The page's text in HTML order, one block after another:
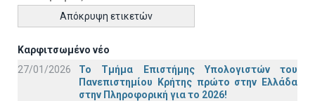
Απόκρυψη ετικετών
Καρφιτσωμένο νέο
27/01/2026
Το Τμήμα Επιστήμης Υπολογιστών του
Πανεπιστημίου Κρήτης πρώτο στην Ελλάδα
στην Πληροφορική για το 2026!